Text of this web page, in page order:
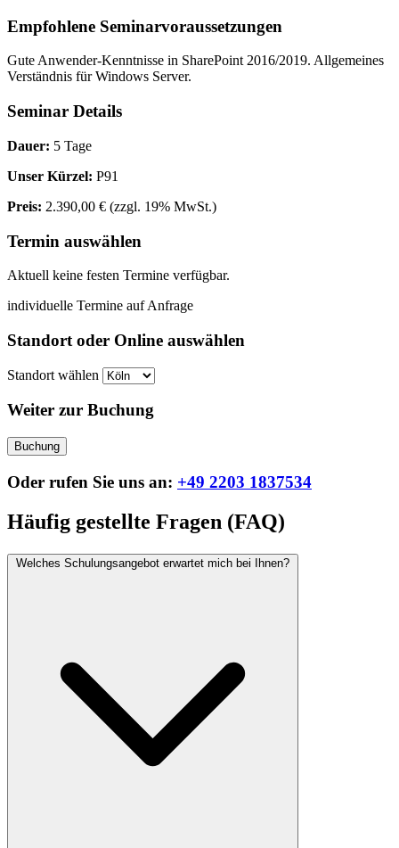
Empfohlene Seminarvoraussetzungen
Gute Anwender-Kenntnisse in SharePoint 2016/2019. Allgemeines
Verständnis für Windows Server.
Seminar Details
Dauer: 5 Tage
Unser Kürzel: P91
Preis: 2.390,00 € (zzgl. 19% MwSt.)
Termin auswählen
Aktuell keine festen Termine verfügbar.
individuelle Termine auf Anfrage
Standort oder Online auswählen
Standort wählen
Weiter zur Buchung
Buchung
Oder rufen Sie uns an: +49 2203 1837534
Häufig gestellte Fragen (FAQ)
Welches Schulungsangebot erwartet mich bei Ihnen?